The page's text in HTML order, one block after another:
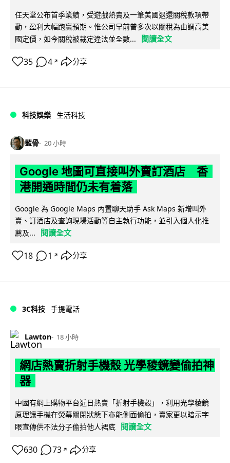
任天堂公布首季業績，受遊戲熱賣及一筆美國退還關稅款項帶
動，盈利大幅跑贏預期。惟公司早前曾多次以關稅為由調高美
國定價，如今關稅被裁定違法並全數...
閱讀全文
35 4 ↗ 分享
科技娛樂 生活科技
藍骨 20 小時
Google 地圖可直接叫外賣訂酒店 香
港開通時間仍未有着落
Google 為 Google Maps 內置聊天助手 Ask Maps 新增叫外
賣、訂酒店及查詢現場活動等自主執行功能，並引入個人化推
薦及...
閱讀全文
18 1 ↗ 分享
3C科技 手提電話
Lawton 18 小時
網店熱賣折射手機殼 光學稜鏡變偷拍神
器
中國有網上購物平台近日熱賣「折射手機殼」，利用光學稜鏡
原理讓手機在熒幕關閉狀態下亦能側面偷拍，賣家更以暗示字
眼宣傳供不法分子偷拍他人裙底 閱讀全文
630 73 ↗ 分享